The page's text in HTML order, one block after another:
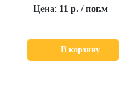
Цена: 11 р. / пог.м
В корзину